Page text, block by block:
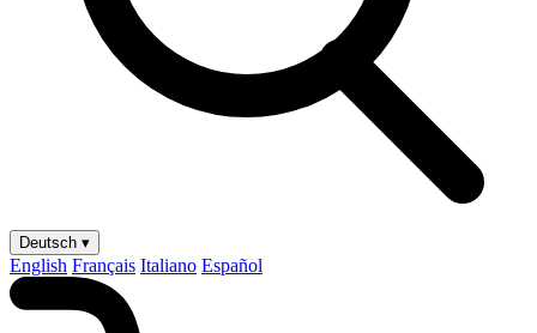
Deutsch ▾
English Français Italiano Español